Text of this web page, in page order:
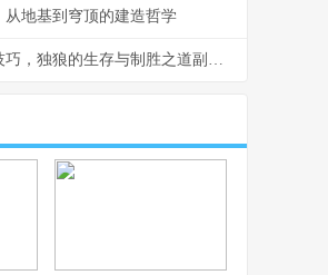
地基到穹顶的建造哲学
和平精英单人散沙技巧，独狼的生存与制胜之道副标题